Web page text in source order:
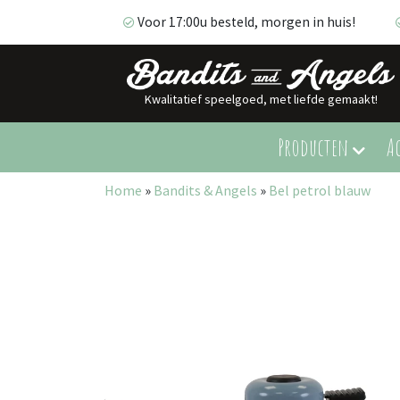
Voor 17:00u besteld, morgen in huis!
Kwalitatief speelgoed, met liefde gemaakt!
Producten
Voor 17:00u besteld, morgen in huis!
Home » Bandits & Angels » Bel petrol blauw